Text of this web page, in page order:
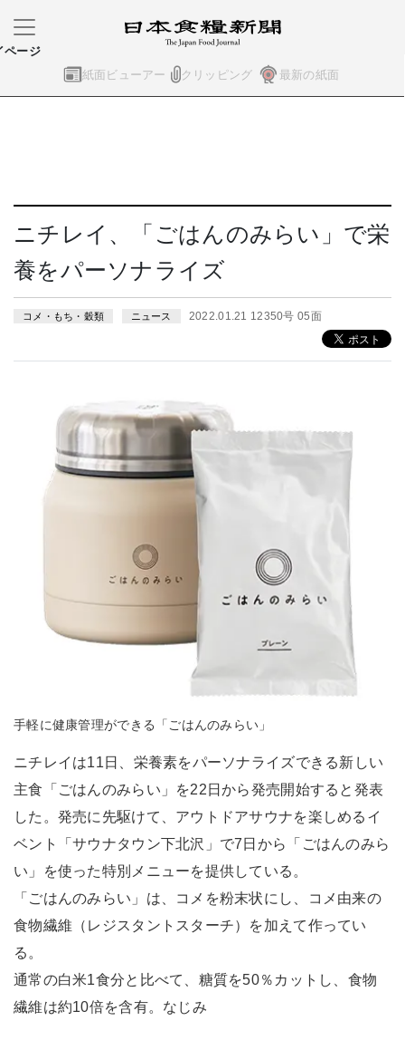
紙面ビューアー クリッピング 最新の紙面
ページ
ニチレイ、「ごはんのみらい」で栄
養をパーソナライズ
コメ・もち・穀類 ニュース 2022.01.21 12350号 05面
手軽に健康管理ができる「ごはんのみらい」
ニチレイは11日、栄養素をパーソナライズできる新しい
主食「ごはんのみらい」を22日から発売開始すると発表
した。発売に先駆けて、アウトドアサウナを楽しめるイ
ベント「サウナタウン下北沢」で7日から「ごはんのみら
い」を使った特別メニューを提供している。
「ごはんのみらい」は、コメを粉末状にし、コメ由来の
食物繊維（レジスタントスターチ）を加えて作ってい
る。
通常の白米1食分と比べて、糖質を50％カットし、食物
繊維は約10倍を含有。なじみ